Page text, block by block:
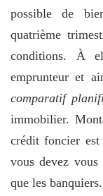
possible de
quatrième
conditions. À
emprunteur et
comparatif
immobilier.
crédit foncier
vous devez
que les banquiers.